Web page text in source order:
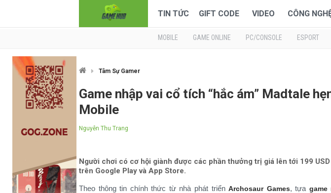
TIN TỨC GIFT CODE VIDEO CÔNG
MOBILE GAME ONLINE PC/CONSOLE ESPORT
Tâm Sự Gamer
Game nhập vai cổ tích “hắc ám” Madtale
Mobile
Nguyễn Thu Trang
Người chơi có cơ hội giành được các phần thưởng trị giá lên tới 199
trên Google Play và App Store.
Theo thông tin chính thức từ nhà phát triểnArchosaur Games, tựa game